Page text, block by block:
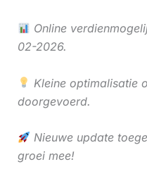
Online
02-2026.
Kleine optimalisatie
doorgevoerd.
Nieuwe update
groei mee!